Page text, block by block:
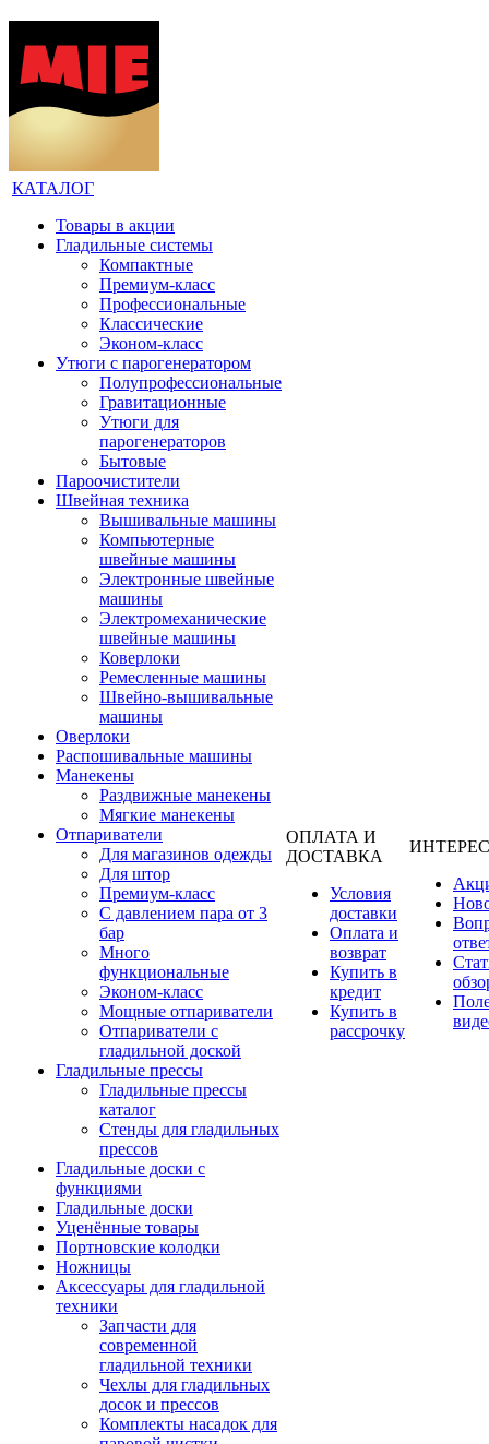
КАТАЛОГ
Товары в акции
Гладильные системы
Компактные
Премиум-класс
Профессиональные
Классические
Эконом-класс
Утюги с парогенератором
Полупрофессиональные
Гравитационные
Утюги для
парогенераторов
Бытовые
Пароочистители
Швейная техника
Вышивальные машины
Компьютерные
швейные машины
Электронные швейные
машины
Электромеханические
швейные машины
Коверлоки
Ремесленные машины
Швейно-вышивальные
машины
Оверлоки
Распошивальные машины
Манекены
Раздвижные манекены
Мягкие манекены
Отпариватели
Для магазинов одежды
Для штор
Премиум-класс
С давлением пара от 3
бар
Много
функциональные
Эконом-класс
Мощные отпариватели
Отпариватели с
гладильной доской
Гладильные прессы
Гладильные прессы
каталог
Стенды для гладильных
прессов
Гладильные доски с
функциями
Гладильные доски
Уценённые товары
Портновские колодки
Ножницы
Аксессуары для гладильной
техники
Запчасти для
современной
гладильной техники
Чехлы для гладильных
досок и прессов
Комплекты насадок для
ОПЛАТА И
ДОСТАВКА
Условия
доставки
Оплата и
возврат
Купить в
кредит
Купить в
рассрочку